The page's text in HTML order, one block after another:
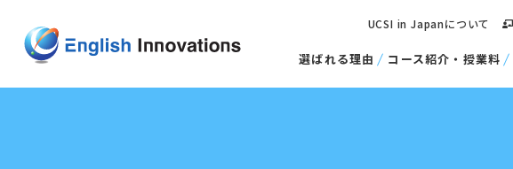
選ばれる理由 コース紹介・授業料
UCSI in Japanについて